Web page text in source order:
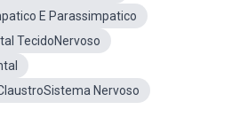
E Parassimpatico
TecidoNervoso
Nervoso